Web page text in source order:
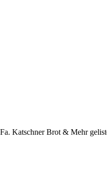
Katschner Brot & Mehr